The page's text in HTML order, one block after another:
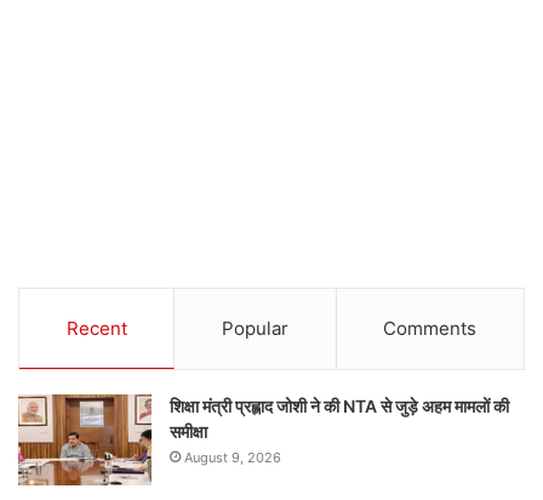
Recent Popular Comments
शिक्षा मंत्री प्रह्लाद जोशी ने की NTA से जुड़े अहम मामलों की
समीक्षा
August 9, 2026